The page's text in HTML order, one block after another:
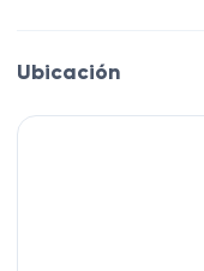
Ubicación